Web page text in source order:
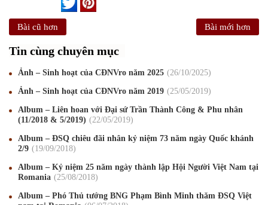
Bài cũ hơn Bài mới hơn
Tin cùng chuyên mục
Ảnh – Sinh hoạt của CĐNVro năm 2025 26/10/2025
Ảnh – Sinh hoạt của CĐNVro năm 2019 25/05/2019
Album – Liên hoan với Đại sứ Trần Thành Công & Phu nhân
(11/2018 & 5/2019)
22/05/2019
Album – ĐSQ chiêu đãi nhân kỷ niệm 73 năm ngày Quốc khánh
2/9
19/09/2018
Album – Kỷ niệm 25 năm ngày thành lập Hội Người Việt Nam tại
Romania
25/08/2018
Album – Phó Thủ tướng BNG Phạm Bình Minh thăm ĐSQ Việt
Mừng Xuân Canh Tý 2020
Chúc mừng Giáng sinh và Năm mới 2020 24 /12/2019